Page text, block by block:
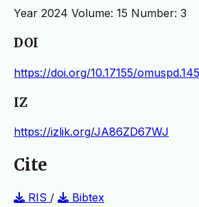
Year 2024 Volume: 15 Number: 3
DOI
https://doi.org/10.17155/
IZ
https://izlik.org/JA86ZD67WJ
Cite
RIS /
Bibtex